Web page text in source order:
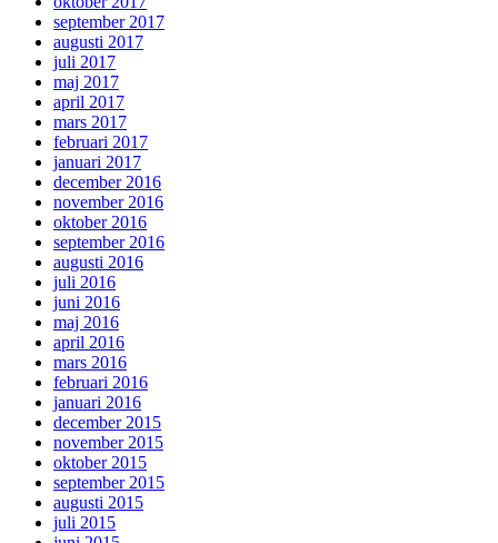
september 2017
augusti 2017
juli 2017
maj 2017
april 2017
mars 2017
februari 2017
januari 2017
december 2016
november 2016
oktober 2016
september 2016
augusti 2016
juli 2016
juni 2016
maj 2016
april 2016
mars 2016
februari 2016
januari 2016
december 2015
november 2015
oktober 2015
september 2015
augusti 2015
juli 2015